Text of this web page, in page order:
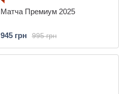
Матча Премиум 2025
995 грн
945 грн